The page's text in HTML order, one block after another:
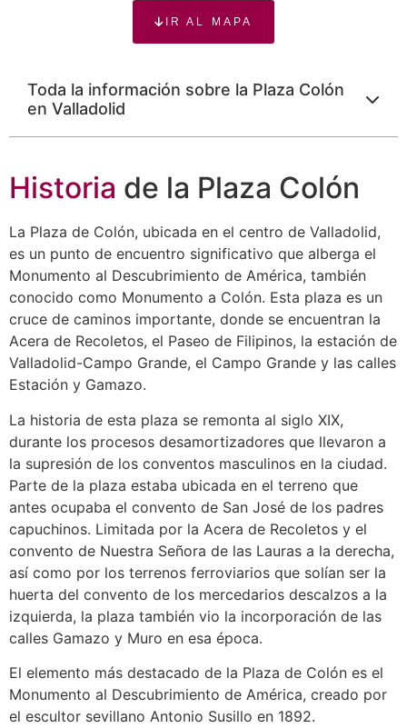
IR AL MAPA
Toda la información sobre la Plaza Colón
en Valladolid
Historia de la Plaza Colón
La Plaza de Colón, ubicada en el centro de Valladolid,
es un punto de encuentro significativo que alberga el
Monumento al Descubrimiento de América, también
conocido como Monumento a Colón. Esta plaza es un
cruce de caminos importante, donde se encuentran la
Acera de Recoletos, el Paseo de Filipinos, la estación de
Valladolid-Campo Grande, el Campo Grande y las calles
Estación y Gamazo.
La historia de esta plaza se remonta al siglo XIX,
durante los procesos desamortizadores que llevaron a
la supresión de los conventos masculinos en la ciudad.
Parte de la plaza estaba ubicada en el terreno que
antes ocupaba el convento de San José de los padres
capuchinos. Limitada por la Acera de Recoletos y el
convento de Nuestra Señora de las Lauras a la derecha,
así como por los terrenos ferroviarios que solían ser la
huerta del convento de los mercedarios descalzos a la
izquierda, la plaza también vio la incorporación de las
calles Gamazo y Muro en esa época.
El elemento más destacado de la Plaza de Colón es el
Monumento al Descubrimiento de América, creado por
el escultor sevillano Antonio Susillo en 1892.